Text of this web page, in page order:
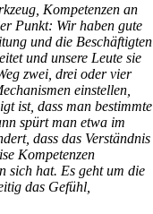
Kompetenzen an
Punkt: Wir haben gute
und die Beschäftigten
und unsere Leute sie
zwei, drei oder vier
einstellen,
ist, dass man bestimmte
spürt man etwa im
dass das Verständnis
Kompetenzen
sich hat. Es geht um die
das Gefühl,